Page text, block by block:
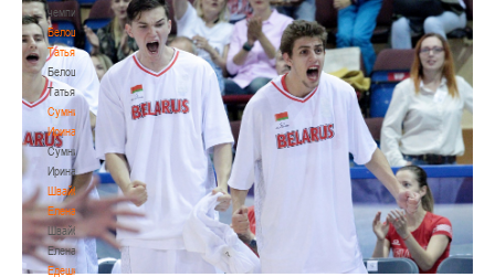
чемпионы
Белошапко
Татьяна
Белошапко
Татьяна
Сумникова
Ирина
Сумникова
Ирина
Швайбович
Елена
Швайбович
Елена
Едешко